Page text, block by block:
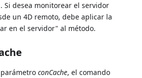
Si desea monitorear el servidor
un 4D remoto, debe aplicar la
en el servidor" al método.
conCache, el comando